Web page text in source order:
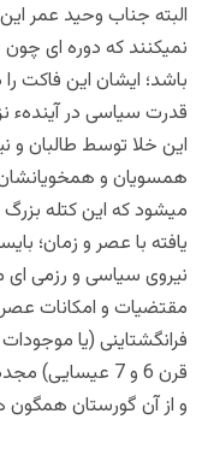
البته جناب وحید عمر
نمیکنند که دوره ای
باشد؛ ایشان این فاکت
قدرت سیاسی در آیندهء
این خلا توسط طالبان و
همسویان و
میشود که این کتله
یافته با عصر و زمان؛
نیروی سیاسی و رزمی
مقتضیات و امکانات عصر
فرانگشتاینی (یا
قرن 6 و 7
و از آن گورستان